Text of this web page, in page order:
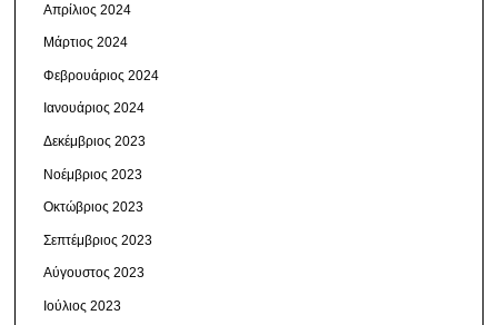
Απρίλιος 2024
Μάρτιος 2024
Φεβρουάριος 2024
Ιανουάριος 2024
Δεκέμβριος 2023
Νοέμβριος 2023
Οκτώβριος 2023
Σεπτέμβριος 2023
Αύγουστος 2023
Ιούλιος 2023